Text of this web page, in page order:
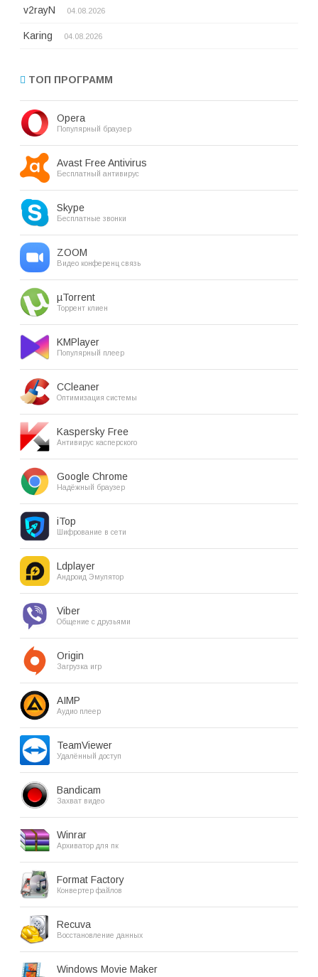
v2rayN 04.08.2026
Karing 04.08.2026
ТОП ПРОГРАММ
Opera
Популярный браузер
Avast Free Antivirus
Бесплатный антивирус
Skype
Бесплатные звонки
ZOOM
Видео конференц связь
µTorrent
Торрент клиен
KMPlayer
Популярный плеер
CCleaner
Оптимизация системы
Kaspersky Free
Антивирус касперского
Google Chrome
Надёжный браузер
iTop
Шифрование в сети
Ldplayer
Андроид Эмулятор
Viber
Общение с друзьями
Origin
Загрузка игр
AIMP
Аудио плеер
TeamViewer
Удалённый доступ
Bandicam
Захват видео
Winrar
Архиватор для пк
Format Factory
Конвертер файлов
Recuva
Восстановление данных
Windows Movie Maker